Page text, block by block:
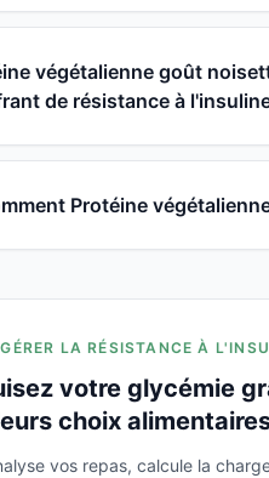
végétalienne goût
de résistance à
Protéine
LA RÉSISTANCE À
votre glycémie
choix
vos repas, calcule la